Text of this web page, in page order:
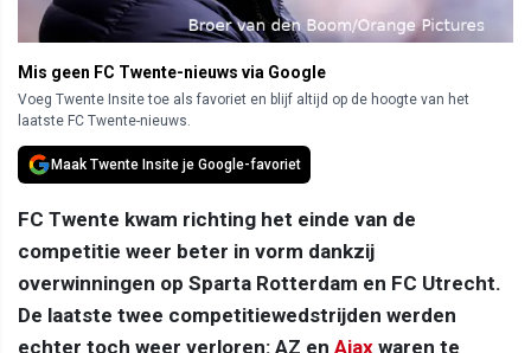
Mis geen FC Twente-nieuws via Google
Voeg Twente Insite toe als favoriet en blijf altijd op de hoogte van het
laatste FC Twente-nieuws.
Maak Twente Insite je Google-favoriet
FC Twente kwam richting het einde van de
competitie weer beter in vorm dankzij
overwinningen op Sparta Rotterdam en FC Utrecht.
De laatste twee competitiewedstrijden werden
echter toch weer verloren: AZ en Ajax waren te